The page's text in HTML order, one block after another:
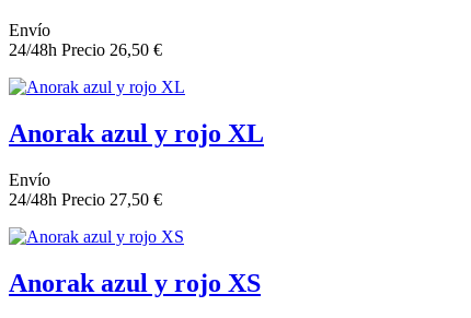
Envío
24/48h Precio 26,50 €
Anorak azul y rojo XL
Envío
24/48h Precio 27,50 €
Anorak azul y rojo XS